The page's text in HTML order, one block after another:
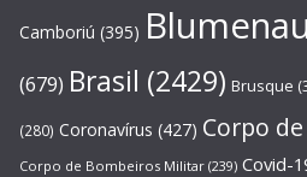
Camboriú (395) Blumenau
(679) Brasil (2429) Brusque
(280) Coronavírus (427) Corpo
Corpo de Bombeiros Militar (239) Covid-